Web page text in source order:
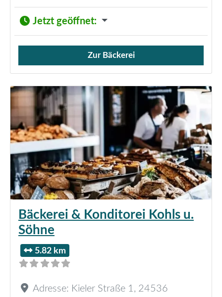
Jetzt geöffnet:
Verkauf von Brötchen,
Zur Bäckerei
Bäckerei & Konditorei Kohls u.
Söhne
5.82 km
Adresse: Kieler Straße 1, 24536